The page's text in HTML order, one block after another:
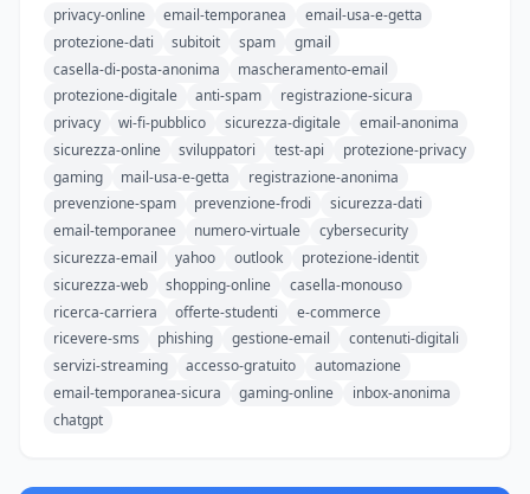
privacy-online email-temporanea
email-usa-e-getta
protezione-dati
subitoit spam
gmail
casella-di-posta-anonima
mascheramento-email
protezione-digitale
anti-spam
registrazione-sicura
privacy
wi-fi-pubblico sicurezza-digitale
email-anonima
sicurezza-online
sviluppatori test-api
protezione-privacy
gaming
mail-usa-e-getta
registrazione-anonima
prevenzione-spam
prevenzione-frodi
sicurezza-dati
email-temporanee
numero-virtuale
cybersecurity
sicurezza-email
yahoo outlook
protezione-identit
sicurezza-web
shopping-online
casella-monouso
ricerca-carriera
offerte-studenti
e-commerce
ricevere-sms
phishing gestione-email
contenuti-digitali
servizi-streaming
accesso-gratuito
automazione
email-temporanea-sicura
gaming-online
inbox-anonima
chatgpt